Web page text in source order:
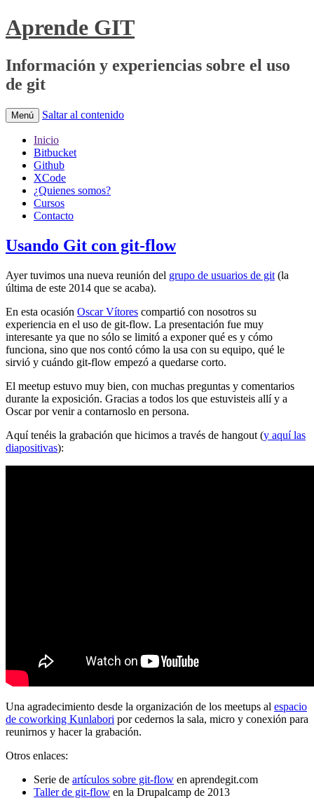
Aprende GIT
Información y experiencias sobre el uso
de git
Menú Saltar al contenido
Inicio
Bitbucket
Github
XCode
¿Quienes somos?
Cursos
Contacto
Usando Git con git-flow
Ayer tuvimos una nueva reunión del grupo de usuarios de git (la
última de este 2014 que se acaba).
En esta ocasión Oscar Vítores compartió con nosotros su
experiencia en el uso de git-flow. La presentación fue muy
interesante ya que no sólo se limitó a exponer qué es y cómo
funciona, sino que nos contó cómo la usa con su equipo, qué le
sirvió y cuándo git-flow empezó a quedarse corto.
El meetup estuvo muy bien, con muchas preguntas y comentarios
durante la exposición. Gracias a todos los que estuvisteis allí y a
Oscar por venir a contarnoslo en persona.
Aquí tenéis la grabación que hicimos a través de hangout (y aquí las
diapositivas):
Una agradecimiento desde la organización de los meetups al espacio
de coworking Kunlabori por cedernos la sala, micro y conexión para
reunirnos y hacer la grabación.
Otros enlaces:
Serie de artículos sobre git-flow en aprendegit.com
Taller de git-flow en la Drupalcamp de 2013